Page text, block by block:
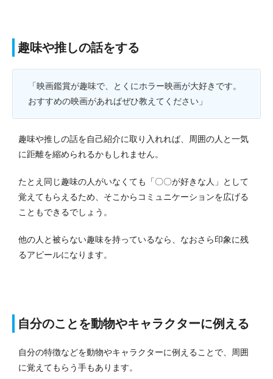
趣味や推しの話をする
「映画鑑賞が趣味で、とくにホラー映画が大好きです。
おすすめの映画があればぜひ教えてください」
趣味や推しの話を自己紹介に取り入れれば、周囲の人と一気
に距離を縮められるかもしれません。
たとえ同じ趣味の人がいなくても「〇〇が好きな人」として
覚えてもらえるため、そこからコミュニケーションを広げる
こともできるでしょう。
他の人と被らない趣味を持っているなら、なおさら印象に残
るアピールになります。
自分のことを動物やキャラクターに例える
自分の特徴などを動物やキャラクターに例えることで、周囲
に覚えてもらう手もあります。